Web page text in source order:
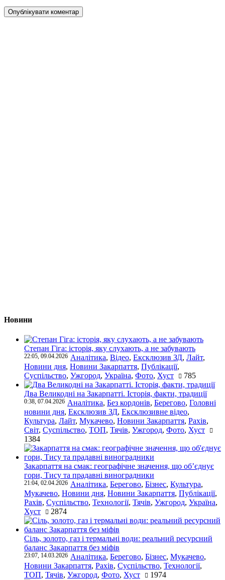
Новини
Степан Гіга: історія, яку слухають, а не забувають
22:05, 09.04.2026 Аналітика, Відео, Ексклюзив ЗД, Лайт,
Новини дня, Новини Закарпаття, Публікації,
Суспільство, Ужгород, Україна, Фото, Хуст 785
Два Великодні на Закарпатті. Історія, факти, традиції
0:38, 07.04.2026 Аналітика, Без кордонів, Берегово, Головні
новини дня, Ексклюзив ЗД, Ексклюзивне відео,
Культура, Лайт, Мукачево, Новини Закарпаття, Рахів,
Світ, Суспільство, ТОП, Тячів, Ужгород, Фото, Хуст
1384
Закарпаття на смак: географічне значення, що об’єднує
гори, Тису та прадавні виноградники
21:04, 02.04.2026 Аналітика, Берегово, Бізнес, Культура,
Мукачево, Новини дня, Новини Закарпаття, Публікації,
Рахів, Суспільство, Технології, Тячів, Ужгород, Україна,
Хуст
2874
Сіль, золото, газ і термальні води: реальний ресурсний
баланс Закарпаття без міфів
23:07, 14.03.2026 Аналітика, Берегово, Бізнес, Мукачево,
Новини Закарпаття, Рахів, Суспільство, Технології,
ТОП, Тячів, Ужгород, Фото, Хуст 1974